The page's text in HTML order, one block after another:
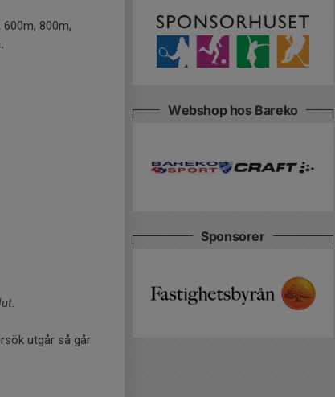
800m,
utgår så går
Webshop hos Bareko
Sponsorer